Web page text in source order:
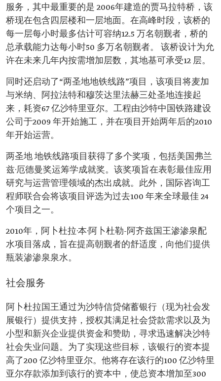
服务，其中最重要的是 2006年建造的贾马拉特桥，该
桥现在包含四层楼和一层地面。在高峰时段，该桥的
每一层每小时最多估计可容纳12.5 万名朝觐者，桥的
总承载能力达每小时50 多万名朝觐者。 该桥设计为允
许在未来几年内按需增加层数，其地基可承受12 层。
同时还启动了“两圣地地铁线路”项目，该项目将麦加
与米纳、阿拉法特和穆茨达里法赫三处圣地连接起
来，耗资67 亿沙特里亚尔。工程由沙特中国铁路建设
公司于2009 年开始施工，并在项目开始两年后的2010
年开始运营。
两圣地 地铁线路项目获得了多个奖项，包括美国弗兰
兹·厄德曼奖运筹学成就奖。该奖项旨在表彰最佳应用
研究与运营管理领域的杰出成就。此外，国际咨询工
程师联合会将该项目评选为过去100 年来全球最佳 24
个项目之一。
2010年，阿卜杜拉·本·阿卜杜勒-阿齐兹国王渗渗泉配
水项目落成，旨在提高朝觐者的舒适度，向他们提供
瓶装渗渗泉泉水。
社会服务
阿卜杜拉国王通过为沙特信贷储蓄银行（现为社会发
展银行）提供支持，授权其满足社会贷款需求以及为
小型和新兴企业提供资金和赞助，寻求迅速解决沙特
社会失业问题。为了实现这些目标，该银行的资本提
高了200 亿沙特里亚尔。他将存在该行的100 亿沙特里
亚尔存款添加到该行的资本中，使总资本增加至300